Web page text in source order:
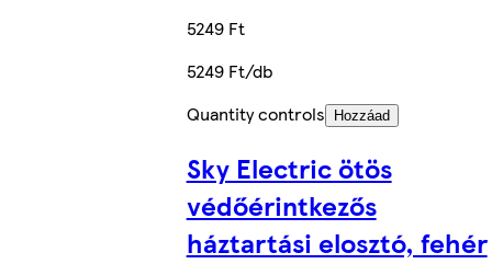
5249 Ft
5249 Ft/db
Quantity controls
Hozzáad
Sky Electric ötös
védőérintkezős
háztartási elosztó, fehér